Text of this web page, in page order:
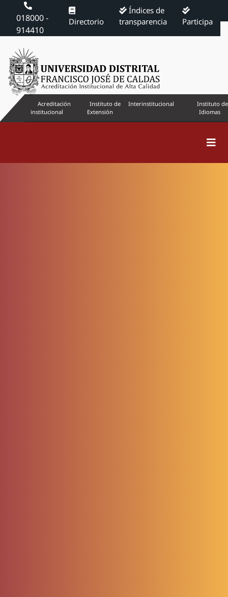
018000 -
914410
Directorio
Índices de
transparencia
Participa
Acreditación
institucional
Instituto de
Extensión
Interinstitucional
Instituto de
Idiomas